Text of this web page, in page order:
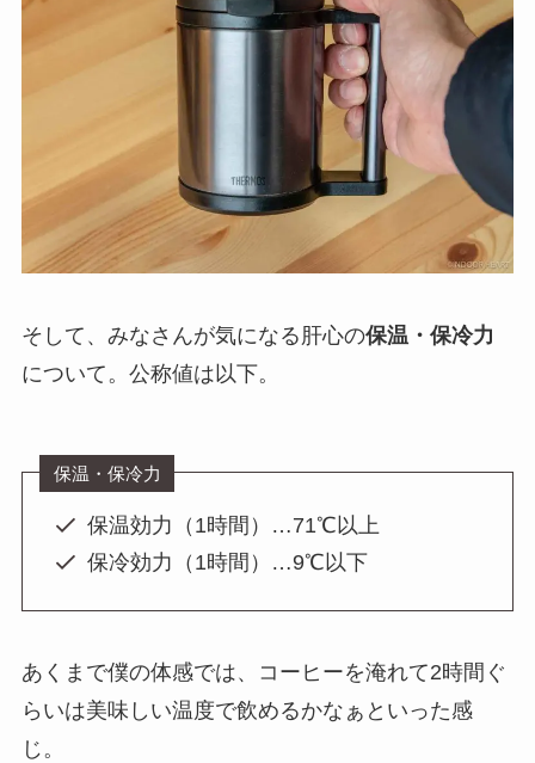
そして、みなさんが気になる肝心の保温・保冷力
について。公称値は以下。
保温・保冷力
保温効力（1時間）…71℃以上
保冷効力（1時間）…9℃以下
あくまで僕の体感では、コーヒーを淹れて2時間ぐ
らいは美味しい温度で飲めるかなぁといった感
じ。